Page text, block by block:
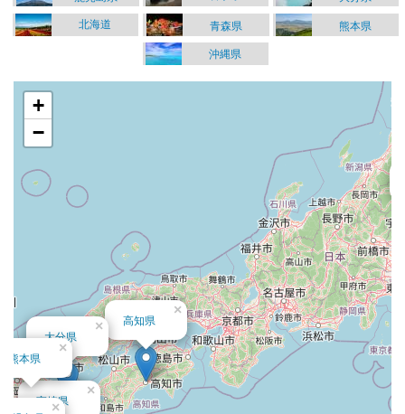
北海道 青森県 熊本県
沖縄県
宮崎県
×
高知県
×
×
大分県
×
熊本県
×
+
−